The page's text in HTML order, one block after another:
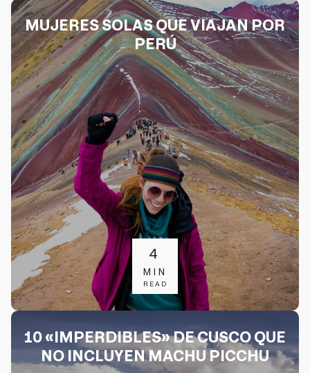
MUJERES SOLAS QUE VIAJAN POR
PERÚ
4
MIN
READ
10 «IMPERDIBLES» DE CUSCO QUE
NO INCLUYEN MACHU PICCHU